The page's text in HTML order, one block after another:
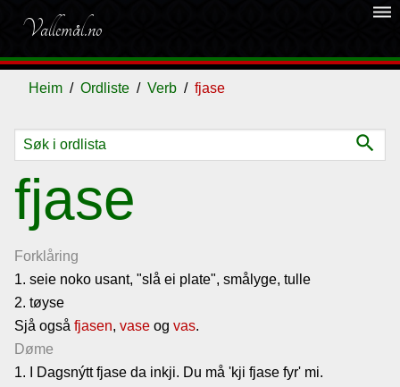
Vallemål.no
dehaze
Heim Ordliste Verb fjase
search
fjase
Forklåring
1. seie noko usant, "slå ei plate", smålyge, tulle
2. tøyse
Sjå også fjasen, vase og vas.
Døme
1. I Dagsnýtt fjase da inkji. Du må 'kji fjase fyr' mi.
Ordliste
Om
vallemålet
Gjestebok
Nyhende